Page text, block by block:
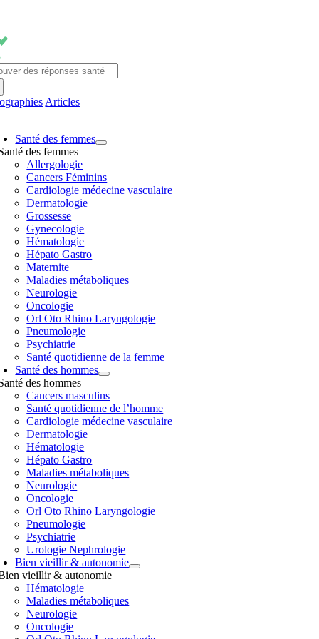
contenu
Articles
Santé des femmes
des femmes
Allergologie
Cancers Féminins
Cardiologie médecine vasculaire
Dermatologie
Grossesse
Gynecologie
Hématologie
Hépato Gastro
Maternite
Maladies métaboliques
Neurologie
Oncologie
Orl Oto Rhino Laryngologie
Pneumologie
Psychiatrie
Santé quotidienne de la femme
Santé des hommes
des hommes
Cancers masculins
Santé quotidienne de l’homme
Cardiologie médecine vasculaire
Dermatologie
Hématologie
Hépato Gastro
Maladies métaboliques
Neurologie
Oncologie
Orl Oto Rhino Laryngologie
Pneumologie
Psychiatrie
Urologie Nephrologie
Bien vieillir & autonomie
vieillir & autonomie
Hématologie
Maladies métaboliques
Neurologie
Oncologie